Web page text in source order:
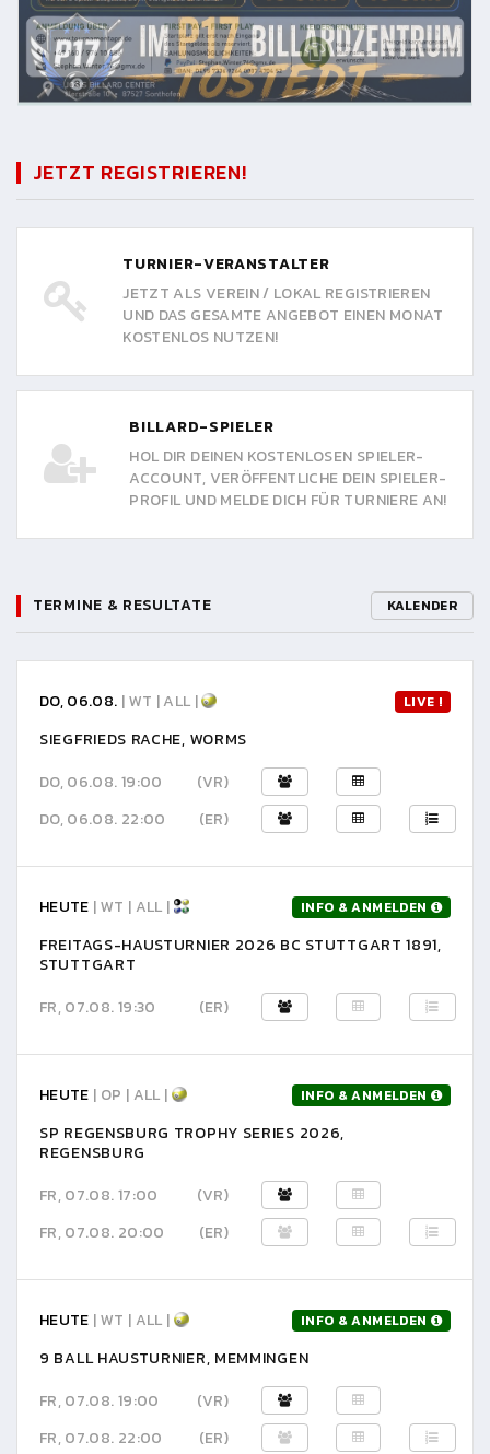
JETZT REGISTRIEREN!
TURNIER-VERANSTALTER
JETZT ALS VEREIN / LOKAL REGISTRIEREN
UND DAS GESAMTE ANGEBOT EINEN MONAT
KOSTENLOS NUTZEN!
BILLARD-SPIELER
HOL DIR DEINEN KOSTENLOSEN SPIELER-
ACCOUNT, VERÖFFENTLICHE DEIN SPIELER-
PROFIL UND MELDE DICH FÜR TURNIERE AN!
TERMINE & RESULTATE KALENDER
DO, 06.08. | WT | ALL | LIVE !
SIEGFRIEDS RACHE, WORMS
DO, 06.08. 19:00
(VR)
DO, 06.08. 22:00
(ER)
HEUTE | WT | ALL | INFO & ANMELDEN
FREITAGS-HAUSTURNIER 2026 BC STUTTGART 1891,
STUTTGART
FR, 07.08. 19:30
(ER)
HEUTE | OP | ALL | INFO & ANMELDEN
SP REGENSBURG TROPHY SERIES 2026,
REGENSBURG
FR, 07.08. 17:00
(VR)
FR, 07.08. 20:00
(ER)
HEUTE | WT | ALL | INFO & ANMELDEN
9 BALL HAUSTURNIER, MEMMINGEN
FR, 07.08. 19:00
(VR)
FR, 07.08. 22:00
(ER)